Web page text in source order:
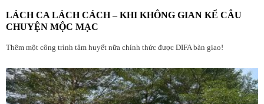
LÁCH CA LÁCH CÁCH – KHI KHÔNG GIAN KỂ CÂU
CHUYỆN MỘC MẠC
Thêm một công trình tâm huyết nữa chính thức được DIFA bàn giao!